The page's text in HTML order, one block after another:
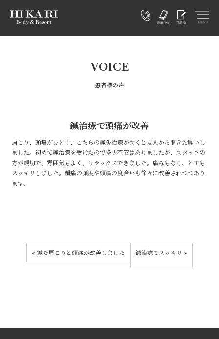
VOICE
患者様の声
鍼治療で頭痛が改善
肩こり、頭痛がひどく、こちらの鍼灸治療が効くと友人から聞きお願いし
ました。初めて鍼治療を受けたので多少不安はありましたが、スタッフの
方が親切で、雰囲気もよく、リラックスできました。痛みもなく、とても
スッキリしました。頭痛の頻度や頭痛の度合いも徐々に改善されつつあり
ます。
«鍼で肩こりと頭痛が改善しました 鍼治療でスッキリ »